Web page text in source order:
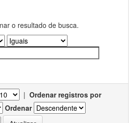
o resultado de busca.
| Ordenar registros por
Ordenar